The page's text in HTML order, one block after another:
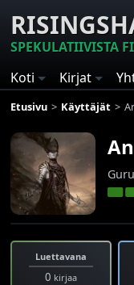
SPEKULATIIVISTA
Koti
Kirjat
Etusivu Käyttäjät
Luettavana
0 kirjaa